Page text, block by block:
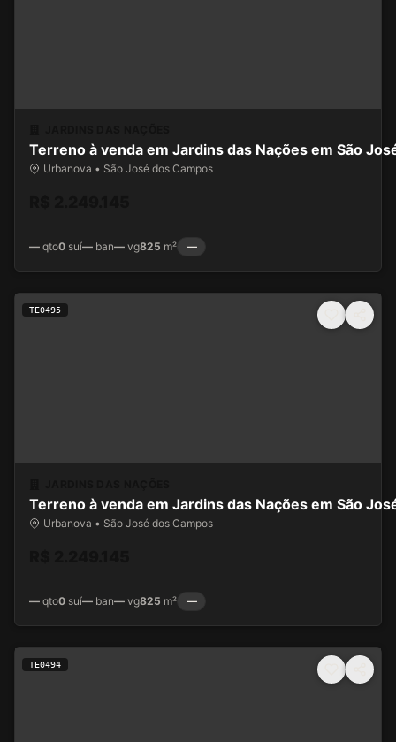
Terreno à venda em Jardins das Nações em São
Urbanova • São José dos Campos
— qto0 suí— ban— vg825 m² —
TE0495
Terreno à venda em Jardins das Nações em São
Urbanova • São José dos Campos
— qto0 suí— ban— vg825 m² —
TE0494